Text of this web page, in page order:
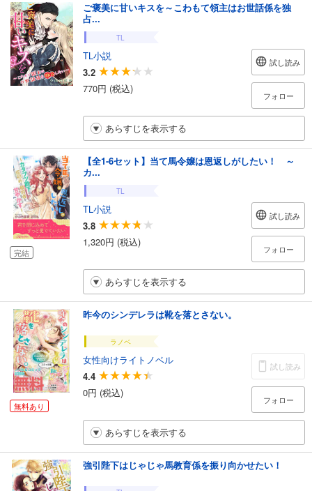
ご褒美に甘いキスを～こわもて領主はお世話係を独
占...
TL
TL小説
3.2
770円 (税込)
試し読み
フォロー
あらすじを表示する
完結
【全1-6セット】当て馬令嬢は恩返しがしたい！ ～
カ...
TL
TL小説
3.8
1,320円 (税込)
試し読み
フォロー
あらすじを表示する
無料あり
昨今のシンデレラは靴を落とさない。
ラノベ
女性向けライトノベル
4.4
0円 (税込)
試し読み
フォロー
あらすじを表示する
強引陛下はじゃじゃ馬教育係を振り向かせたい！